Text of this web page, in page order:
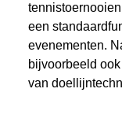
een
evenementen.
bijvoorbeeld
van